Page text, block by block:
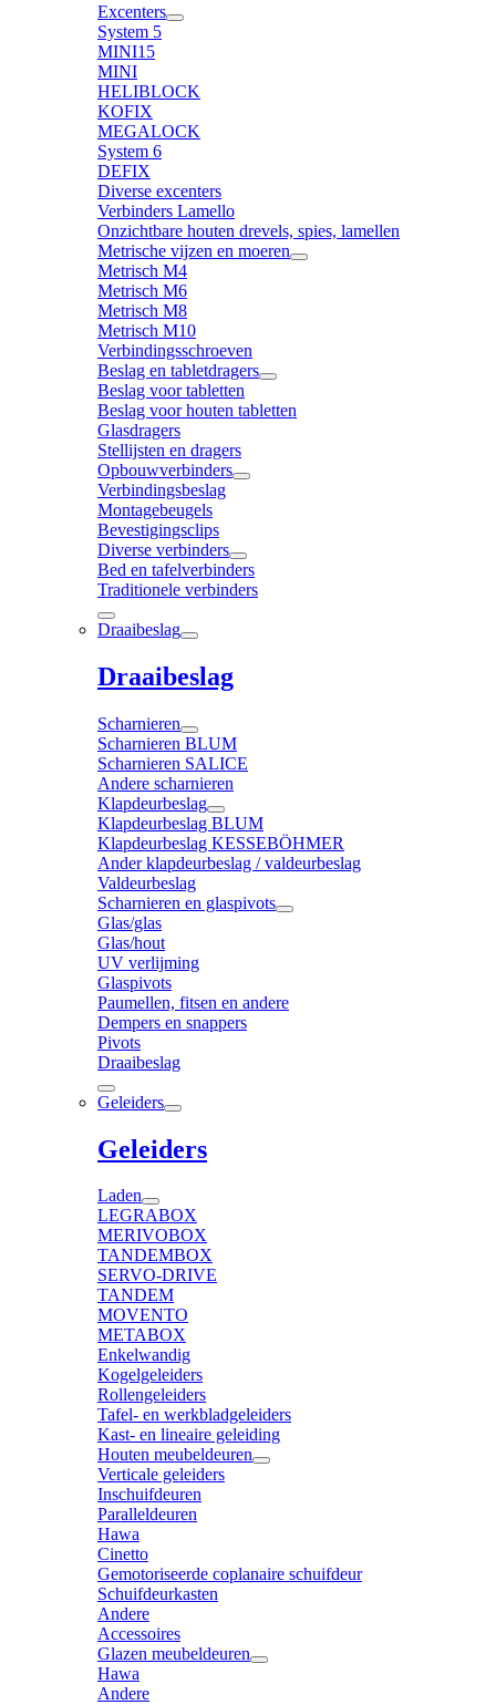
Excenters
System 5
MINI15
MINI
HELIBLOCK
KOFIX
MEGALOCK
System 6
DEFIX
Diverse excenters
Verbinders Lamello
Onzichtbare houten drevels, spies, lamellen
Metrische vijzen en moeren
Metrisch M4
Metrisch M6
Metrisch M8
Metrisch M10
Verbindingsschroeven
Beslag en tabletdragers
Beslag voor tabletten
Beslag voor houten tabletten
Glasdragers
Stellijsten en dragers
Opbouwverbinders
Verbindingsbeslag
Montagebeugels
Bevestigingsclips
Diverse verbinders
Bed en tafelverbinders
Traditionele verbinders
Draaibeslag
Draaibeslag
Scharnieren
Scharnieren BLUM
Scharnieren SALICE
Andere scharnieren
Klapdeurbeslag
Klapdeurbeslag BLUM
Klapdeurbeslag KESSEBÖHMER
Ander klapdeurbeslag / valdeurbeslag
Valdeurbeslag
Scharnieren en glaspivots
Glas/glas
Glas/hout
UV verlijming
Glaspivots
Paumellen, fitsen en andere
Dempers en snappers
Pivots
Draaibeslag
Geleiders
Geleiders
Laden
LEGRABOX
MERIVOBOX
TANDEMBOX
SERVO-DRIVE
TANDEM
MOVENTO
METABOX
Enkelwandig
Kogelgeleiders
Rollengeleiders
Tafel- en werkbladgeleiders
Kast- en lineaire geleiding
Houten meubeldeuren
Verticale geleiders
Inschuifdeuren
Paralleldeuren
Hawa
Cinetto
Gemotoriseerde coplanaire schuifdeur
Schuifdeurkasten
Andere
Accessoires
Glazen meubeldeuren
Hawa
Andere